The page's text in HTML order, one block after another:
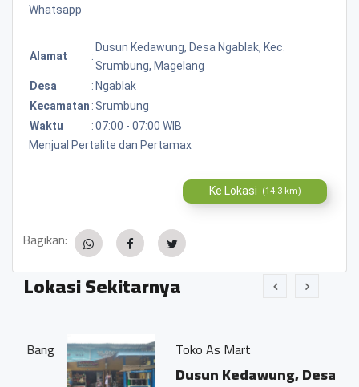
Whatsapp
Alamat :
Dusun Kedawung, Desa Ngablak, Kec.
Srumbung, Magelang
Desa
: Ngablak
Kecamatan : Srumbung
Waktu
:07:00 - 07:00 WIB
Menjual Pertalite dan Pertamax
Ke Lokasi (14.3 km)
Bagikan:
Lokasi Sekitarnya
Toko As Mart
Dusun Kedawung, Desa